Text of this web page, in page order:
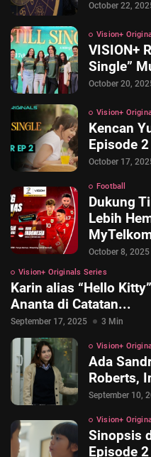
© 2026
October 22,
Vision+
VISION+
Single”
October 20,
Vision+
Kencan
Episode
October 17,
Football
Dukung
Lebih
October 8, 2025
Vision+ Originals Series
Karin alias “Hello
Ananta di Catatan...
September 17, 2025 3 Min
Vision+
Ada
Roberts,
September 10,
Vision+
Sinopsis
Episode